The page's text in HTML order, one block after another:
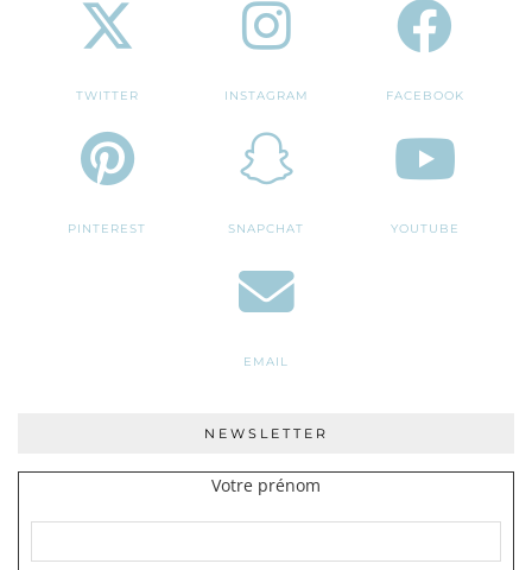
TWITTER INSTAGRAM FACEBOOK
PINTEREST SNAPCHAT YOUTUBE
EMAIL
NEWSLETTER
Votre prénom